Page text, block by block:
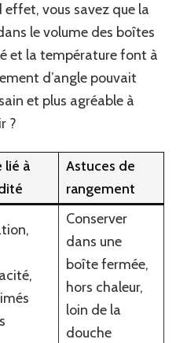
vous savez que la
le volume des boîtes
et la température font à
d’angle pouvait
et plus agréable à
?
lié à
Astuces de
rangement
Conserver
dans une
boîte fermée,
hors chaleur,
loin de la
douche